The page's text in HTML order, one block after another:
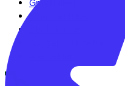
Gravelbikes
Mountainbikes